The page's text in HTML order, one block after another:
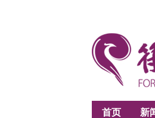
首页 新